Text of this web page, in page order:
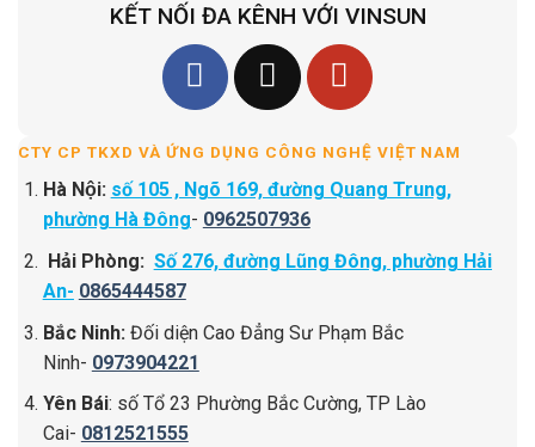
KẾT NỐI ĐA KÊNH VỚI VINSUN
CTY CP TKXD VÀ ỨNG DỤNG CÔNG NGHỆ VIỆT NAM
Hà Nội: số 105 , Ngõ 169, đường Quang Trung,
phường Hà Đông- 0962507936
Hải Phòng: Số 276, đường Lũng Đông, phường Hải
An- 0865444587
Bắc Ninh: Đối diện Cao Đẳng Sư Phạm Bắc
Ninh- 0973904221
Yên Bái: số Tổ 23 Phường Bắc Cường, TP Lào
Cai- 0812521555